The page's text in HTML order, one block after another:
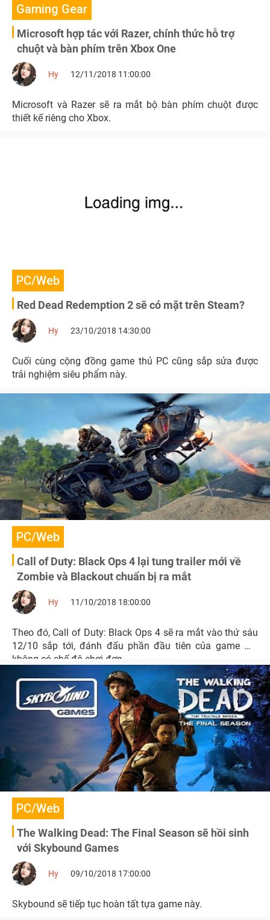
Gaming Gear
Microsoft hợp tác với Razer, chính thức hỗ trợ
chuột và bàn phím trên Xbox One
Hy 12/11/2018 11:00:00
Microsoft và Razer sẽ ra mắt bộ bàn phím chuột được
thiết kế riêng cho Xbox.
PC/Web
Red Dead Redemption 2 sẽ có mặt trên Steam?
Hy 23/10/2018 14:30:00
Cuối cùng cộng đồng game thủ PC cũng sắp sửa được
trải nghiệm siêu phẩm này.
PC/Web
Call of Duty: Black Ops 4 lại tung trailer mới về
Zombie và Blackout chuẩn bị ra mắt
Hy 11/10/2018 18:00:00
Theo đó, Call of Duty: Black Ops 4 sẽ ra mắt vào thứ sáu
12/10 sắp tới, đánh đấu phần đầu tiên của game mà
không có chế độ chơi đơn.
PC/Web
The Walking Dead: The Final Season sẽ hồi sinh
với Skybound Games
Hy 09/10/2018 17:00:00
Skybound sẽ tiếp tục hoàn tất tựa game này.